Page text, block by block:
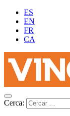
ES
EN
FR
CA
Cerca: